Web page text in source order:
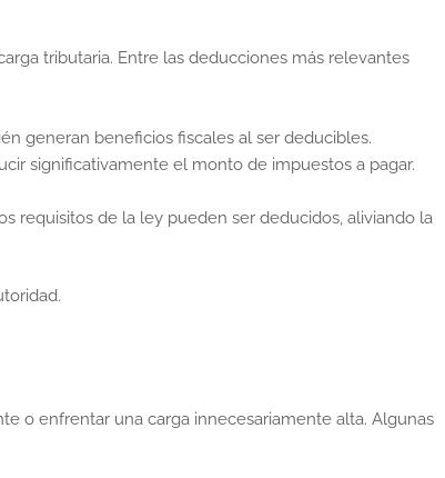
tributaria. Entre las deducciones más relevantes
generan beneficios fiscales al ser deducibles.
significativamente el monto de impuestos a pagar.
requisitos de la ley pueden ser deducidos, aliviando la
o enfrentar una carga innecesariamente alta. Algunas